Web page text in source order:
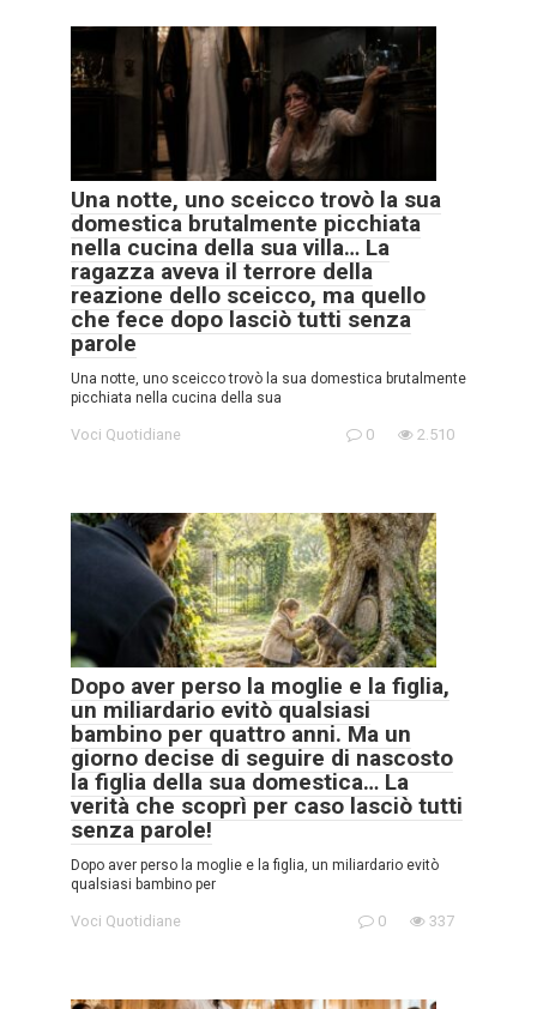
Una notte, uno sceicco trovò la sua
domestica brutalmente picchiata
nella cucina della sua villa… La
ragazza aveva il terrore della
reazione dello sceicco, ma quello
che fece dopo lasciò tutti senza
parole
Una notte, uno sceicco trovò la sua domestica brutalmente
picchiata nella cucina della sua
Voci Quotidiane 0 2.510
Dopo aver perso la moglie e la figlia,
un miliardario evitò qualsiasi
bambino per quattro anni. Ma un
giorno decise di seguire di nascosto
la figlia della sua domestica… La
verità che scoprì per caso lasciò tutti
senza parole!
Dopo aver perso la moglie e la figlia, un miliardario evitò
qualsiasi bambino per
Voci Quotidiane 0 337